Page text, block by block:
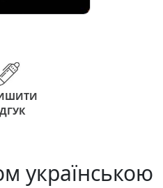
українською